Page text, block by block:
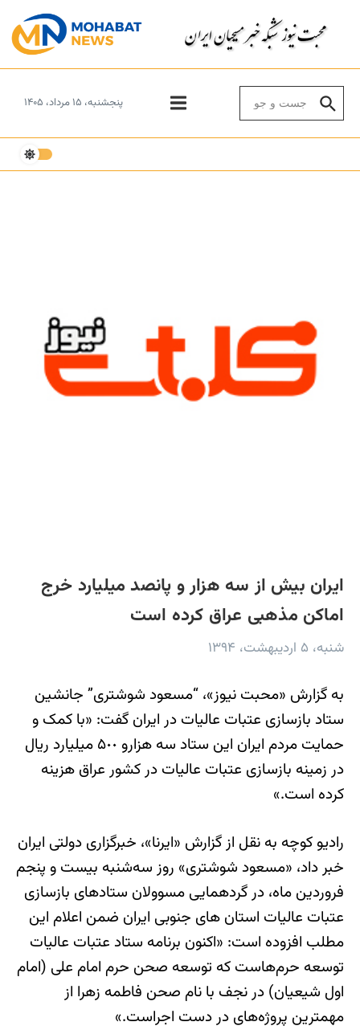
پنجشنبه، ۱۵ مرداد، ۱۴۰۵
ایران بیش از سه هزار و پانصد میلیارد خرج
اماکن مذهبی عراق کرده است
شنبه، ۵ اردیبهشت، ۱۳۹۴
به گزارش «محبت نیوز»، “مسعود شوشتری” جانشین
ستاد بازسازی عتبات عالیات در ایران گفت: «با کمک و
حمایت مردم ایران این ستاد سه هزارو ۵٠٠ میلیارد ریال
در زمینه بازسازی عتبات عالیات در کشور عراق هزینه
کرده است.»
رادیو کوچه به نقل از گزارش «ایرنا»، خبرگزاری دولتی ایران
خبر داد، «مسعود شوشتری» روز سه‌شنبه بیست و پنجم
فروردین ماه، در گردهمایی مسوولان ستادهای بازسازی
عتبات عالیات استان های جنوبی ایران ضمن اعلام این
مطلب افزوده است: «اکنون برنامه ستاد عتبات عالیات
توسعه حرم‌هاست که توسعه صحن حرم امام علی (امام
اول شیعیان) در نجف با نام صحن فاطمه زهرا از
مهمترین پروژه‌های در دست اجراست.»